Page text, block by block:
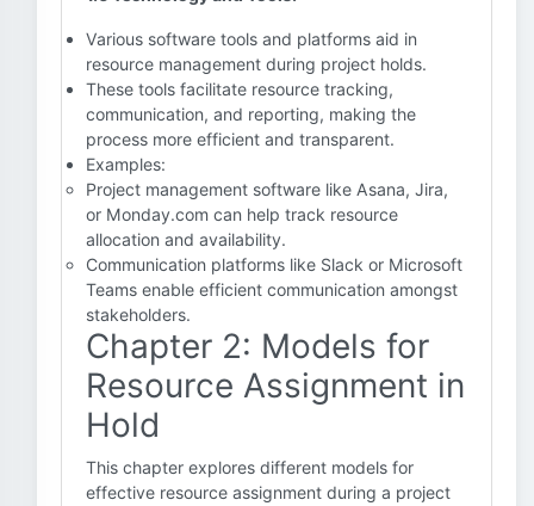
Various software tools and platforms aid in
resource management during project holds.
These tools facilitate resource tracking,
communication, and reporting, making the
process more efficient and transparent.
Examples:
Project management software like Asana, Jira,
or Monday.com can help track resource
allocation and availability.
Communication platforms like Slack or Microsoft
Teams enable efficient communication amongst
stakeholders.
Chapter 2: Models for
Resource Assignment in
Hold
This chapter explores different models for
effective resource assignment during a project